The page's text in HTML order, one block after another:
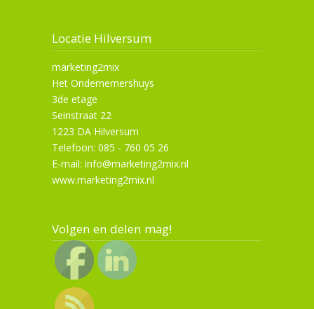
Locatie Hilversum
marketing2mix
Het Ondernemershuys
3de etage
Seinstraat 22
1223 DA Hilversum
Telefoon: 085 - 760 05 26
E-mail: info@marketing2mix.nl
www.marketing2mix.nl
Volgen en delen mag!